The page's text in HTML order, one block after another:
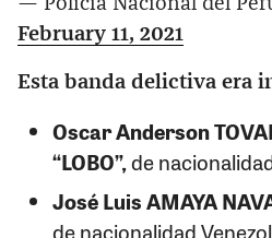
February 11, 2021
Esta banda delictiva era
Oscar Anderson
“LOBO”,de
José Luis AMAYA
de nacionalidad